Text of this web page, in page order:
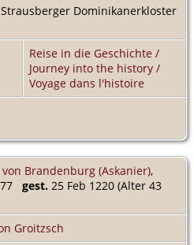
Dominikanerkloster
Reise in die Geschichte /
Journey into the history /
Voyage dans l'histoire
Brandenburg (Askanier),
gest. 25 Feb 1220 (Alter 43
Groitzsch